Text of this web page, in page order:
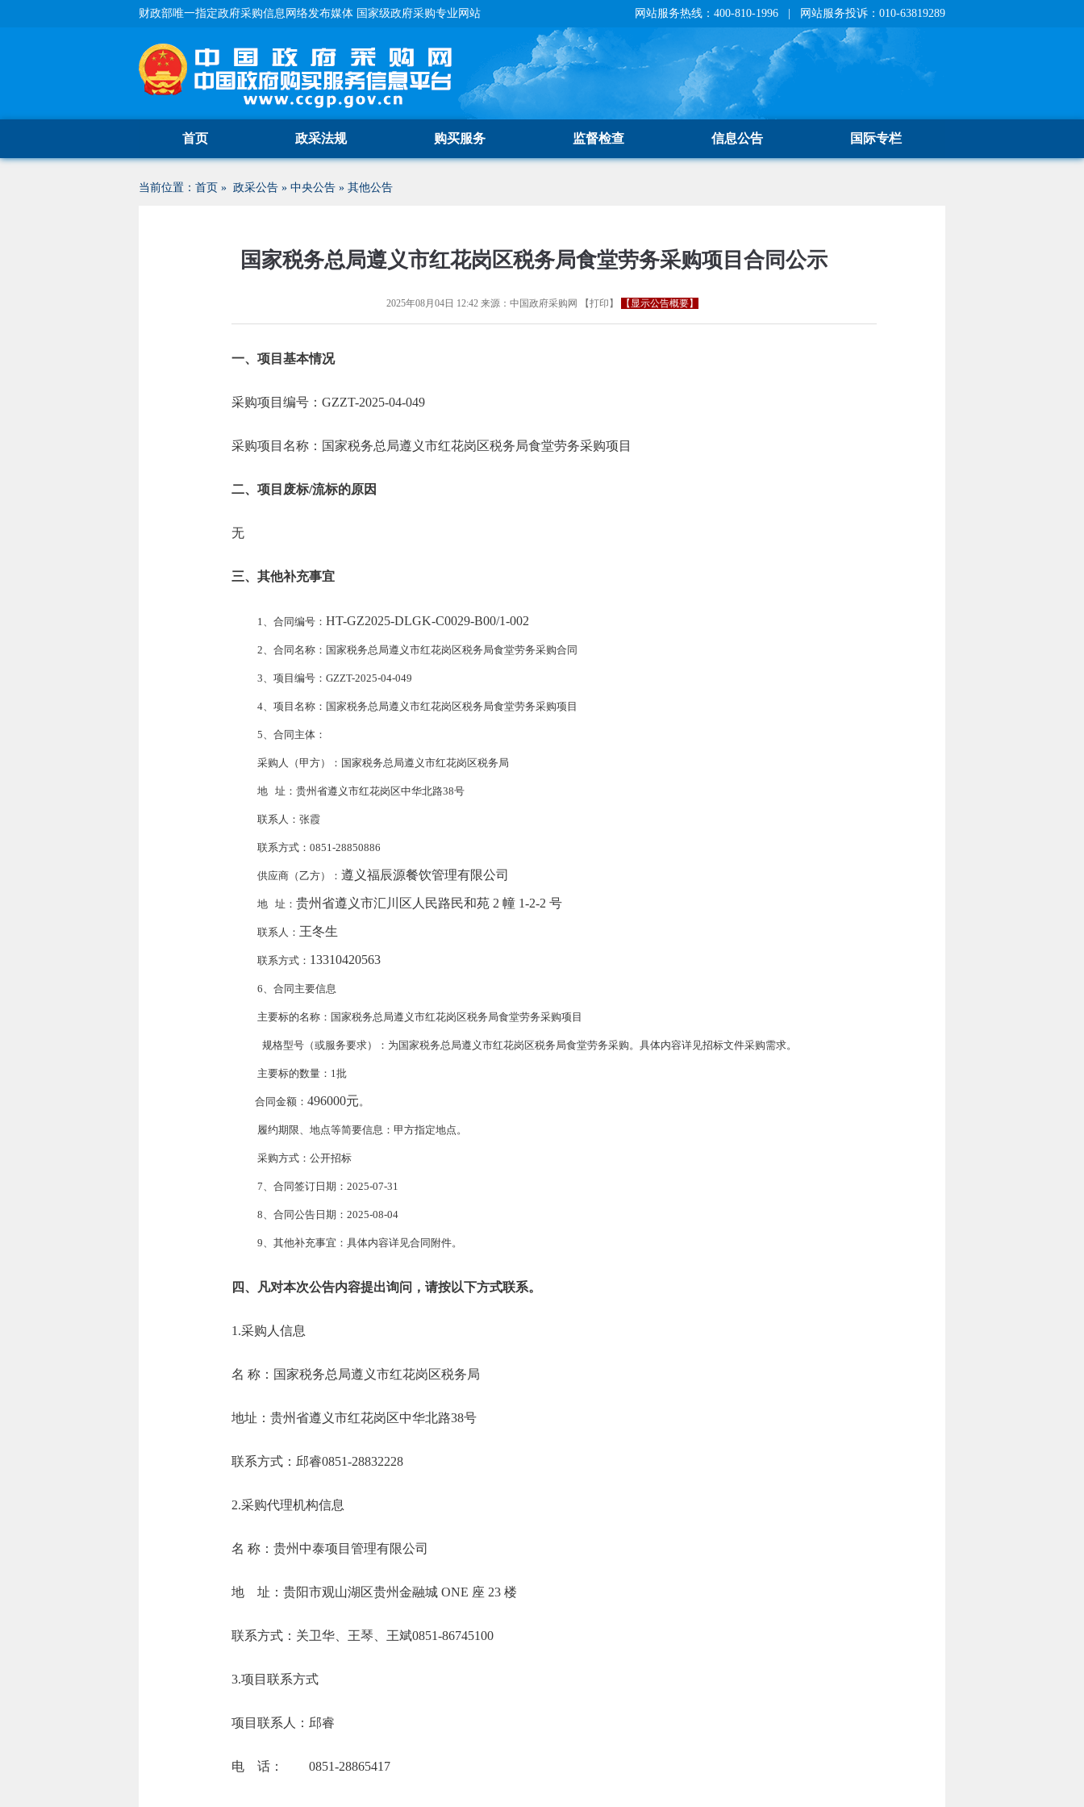
财政部唯一指定政府采购信息网络发布媒体 国家级政府采购专业网站 网站服务热线：400-810-1996 | 网站服务投诉：010-63819289
首页 政采法规 购买服务 监督检查 信息公告 国际专栏
当前位置： 首页 » 政采公告 » 中央公告 » 其他公告
国家税务总局遵义市红花岗区税务局食堂劳务采购项目合同公示
2025年08月04日 12:42来源： 中国政府采购网 【打印 】 【显示公告概要】
一、项目基本情况
采购项目编号：GZZT-2025-04-049
采购项目名称：国家税务总局遵义市红花岗区税务局食堂劳务采购项目
二、项目废标/流标的原因
无
三、其他补充事宜
1、合同编号： HT-GZ2025-DLGK-C0029-B00/1-002
2、合同名称：国家税务总局遵义市红花岗区税务局食堂劳务采购合同
3、项目编号： GZZT-2025-04-049
4、项目名称： 国家税务总局遵义市红花岗区税务局食堂劳务采购项目
5、合同主体 ：
采购人（甲方）： 国家税务总局遵义市红花岗区税务局
地 址：贵州省遵义市红花岗区中华北路38号
联系人：张霞
联系方式： 0851-28850886
供应商（乙方）： 遵义福辰源餐饮管理有限公司
地 址： 贵州省遵义市汇川区人民路民和苑 2 幢 1-2-2 号
联系人： 王冬生
联系方式： 13310420563
6、合同主要信息
主要标的名称：国家税务总局遵义市红花岗区税务局食堂劳务采购项目
规格型号（或服务要求）：为国家税务总局遵义市红花岗区税务局食堂劳务采购。具体内容详见招标文件采购需求。
主要标的数量： 1批
合同金额：496000元。
履约期限、地点等简要信息：甲方指定地点。
采购方式： 公开招标
7、合同签订日期：2025-07-31
8、合同公告日期：2025-08-04
9、其他补充事宜： 具体内容详见合同附件。
四、凡对本次公告内容提出询问，请按以下方式联系。
1.采购人信息
名 称：国家税务总局遵义市红花岗区税务局
地址：贵州省遵义市红花岗区中华北路38号
联系方式：邱睿0851-28832228
2.采购代理机构信息
名 称：贵州中泰项目管理有限公司
地 址：贵阳市观山湖区贵州金融城 ONE 座 23 楼
联系方式：关卫华、王琴、王斌0851-86745100
3.项目联系方式
项目联系人：邱睿
电 话： 0851-28865417